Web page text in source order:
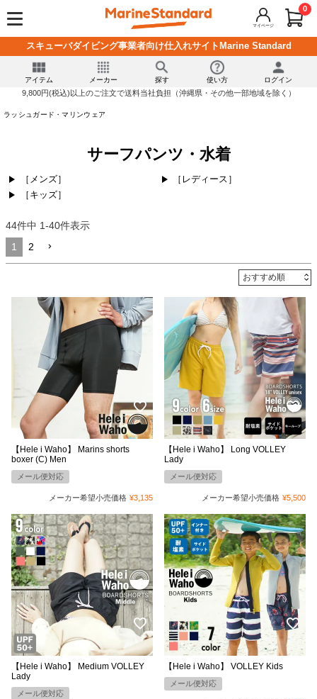
マイページ
0
スキューバダイビング事業者向け仕入れサイトMarine Standard
アイテム メーカー 探す 使い方 ログイン
9,800円(税込)以上のご注文で送料当社負担（沖縄県・その他一部地域を除く）
ラッシュガード・マリンウェア
サーフパンツ・水着
［メンズ］
［レディース］
［キッズ］
44件中 1-40件表示
1
2
【Hele i Waho】 Marins shorts
boxer (C) Men
メール便対応
メーカー希望小売価格 ¥3,135
【Hele i Waho】 Long VOLLEY
Lady
メール便対応
メーカー希望小売価格 ¥5,500
【Hele i Waho】 Medium VOLLEY
Lady
メール便対応
【Hele i Waho】 VOLLEY Kids
メール便対応